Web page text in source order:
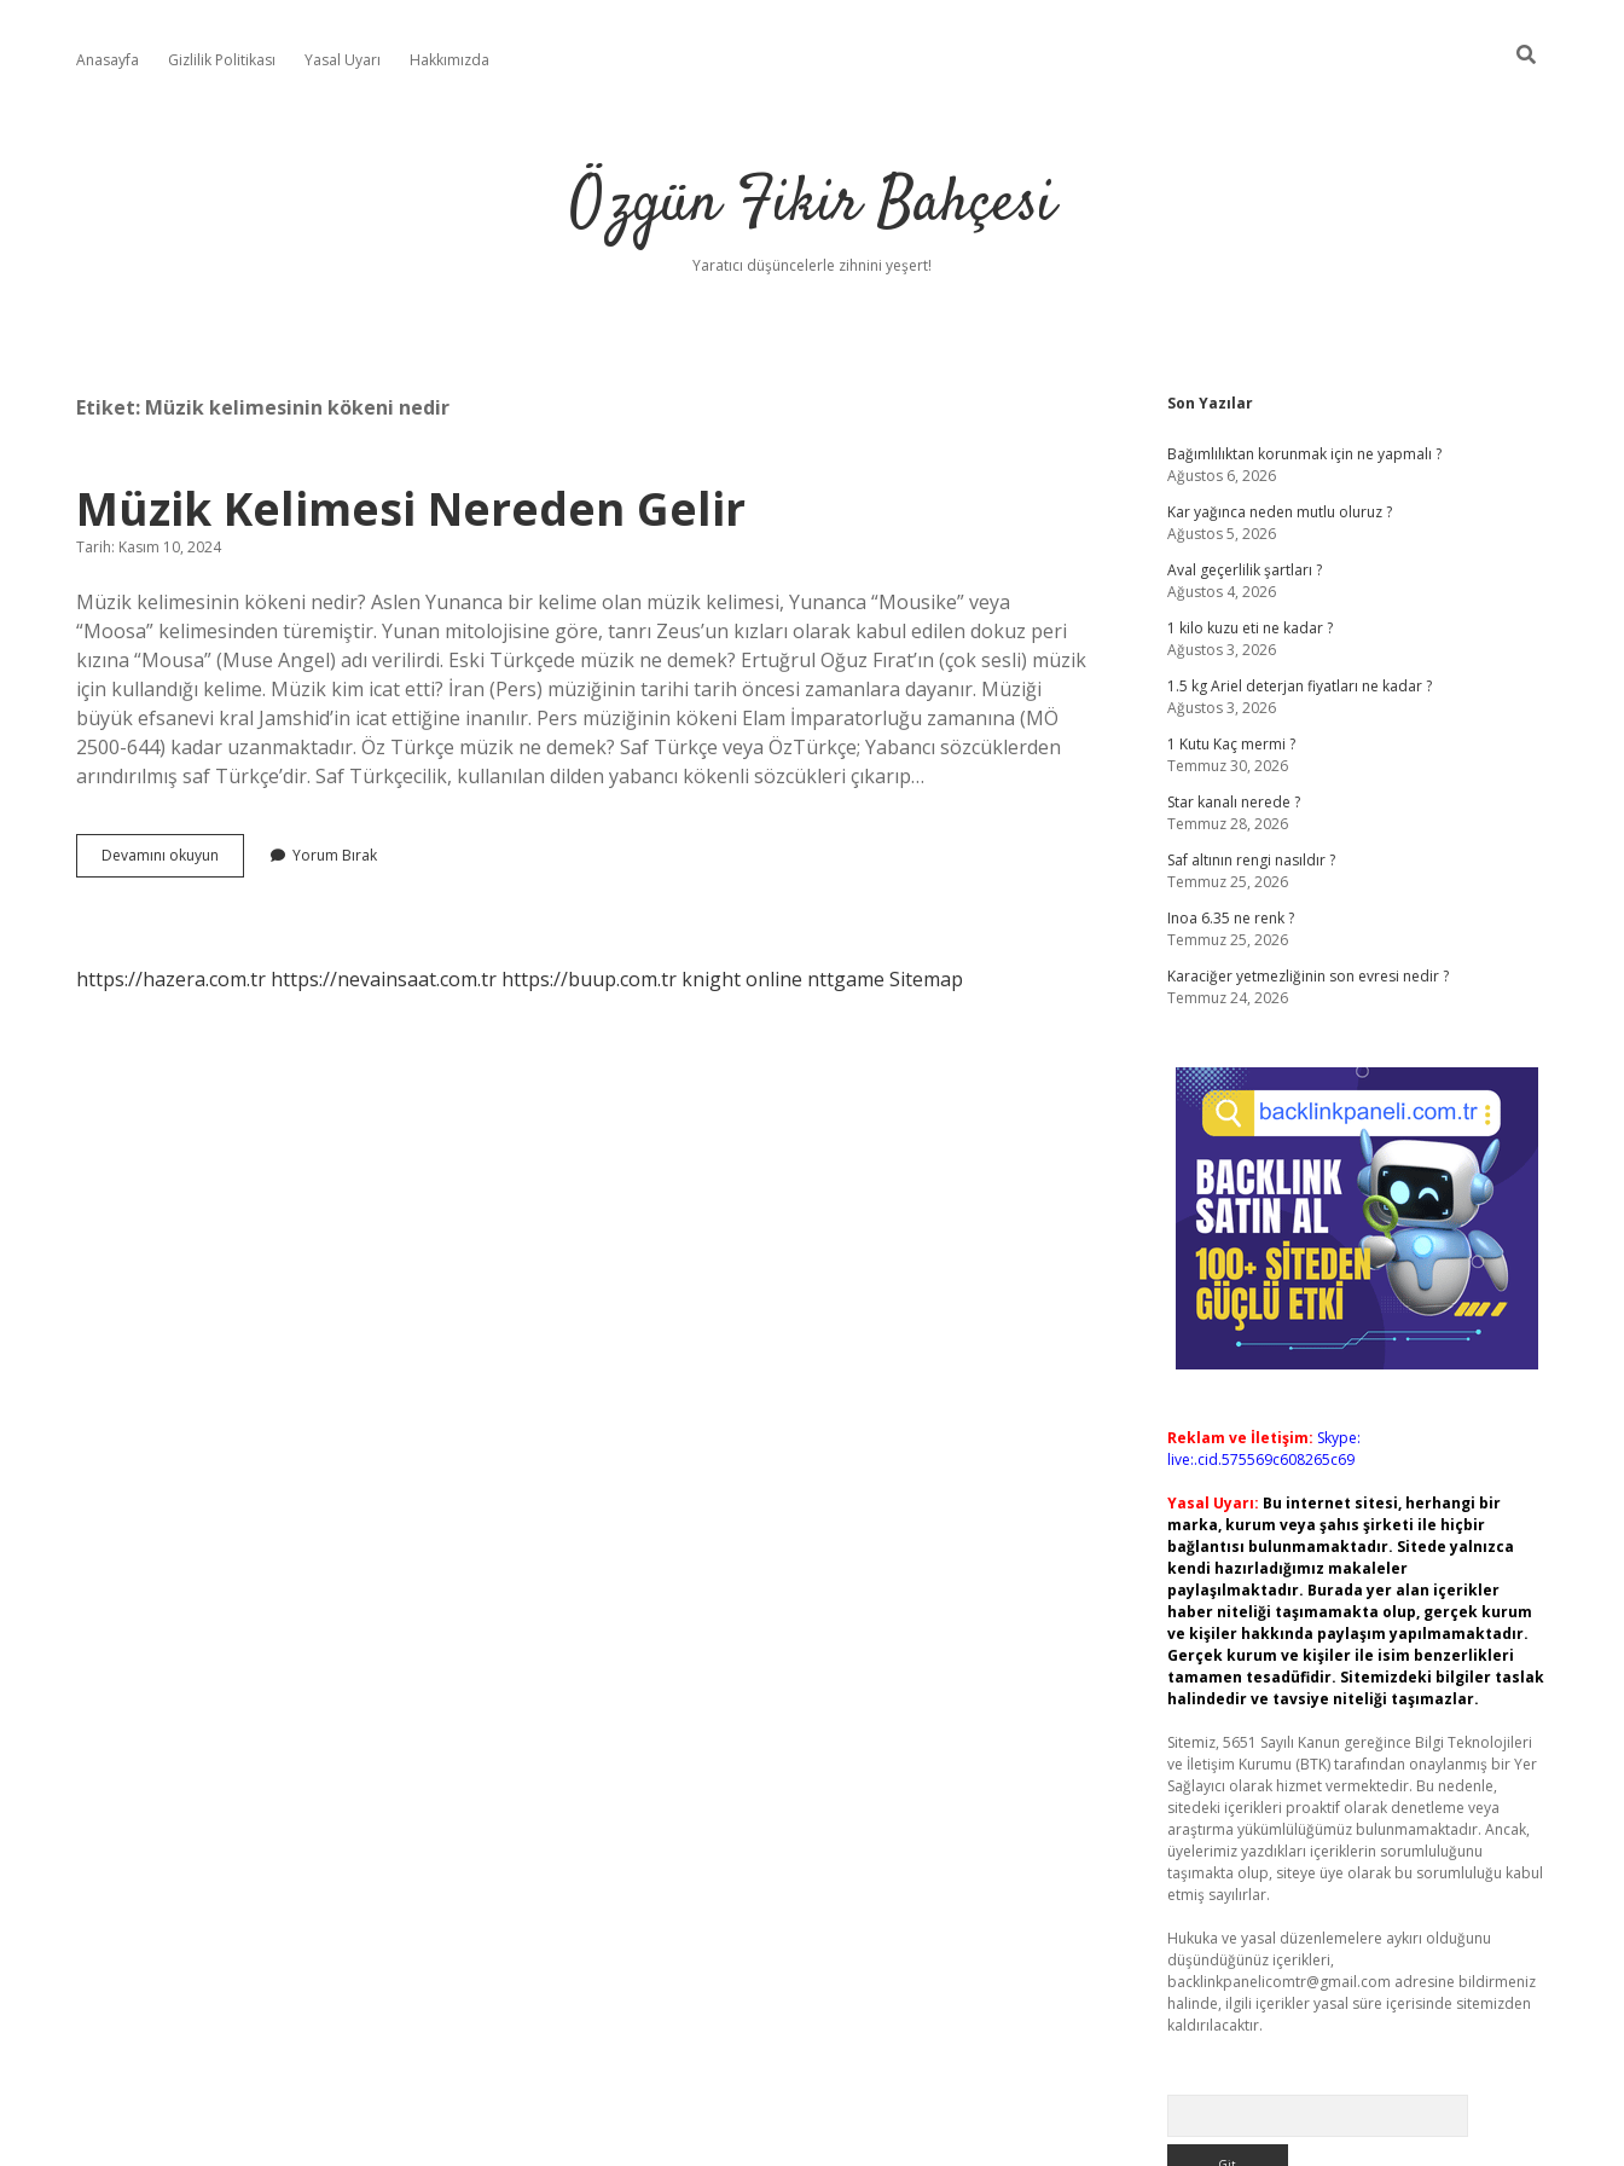
Anasayfa Gizlilik Politikası Yasal Uyarı Hakkımızda
Özgün Fikir Bahçesi
Yaratıcı düşüncelerle zihnini yeşert!
Etiket: Müzik kelimesinin kökeni nedir
Müzik Kelimesi Nereden Gelir
Tarih: Kasım 10, 2024
Müzik kelimesinin kökeni nedir? Aslen Yunanca bir kelime olan müzik kelimesi, Yunanca “Mousike” veya
“Moosa” kelimesinden türemiştir. Yunan mitolojisine göre, tanrı Zeus’un kızları olarak kabul edilen dokuz peri
kızına “Mousa” (Muse Angel) adı verilirdi. Eski Türkçede müzik ne demek? Ertuğrul Oğuz Fırat’ın (çok sesli) müzik
için kullandığı kelime. Müzik kim icat etti? İran (Pers) müziğinin tarihi tarih öncesi zamanlara dayanır. Müziği
büyük efsanevi kral Jamshid’in icat ettiğine inanılır. Pers müziğinin kökeni Elam İmparatorluğu zamanına (MÖ
2500-644) kadar uzanmaktadır. Öz Türkçe müzik ne demek? Saf Türkçe veya ÖzTürkçe; Yabancı sözcüklerden
arındırılmış saf Türkçe’dir. Saf Türkçecilik, kullanılan dilden yabancı kökenli sözcükleri çıkarıp…
Devamını okuyun
Kelimesi
Yorum Bırak
https://hazera.com.tr https://nevainsaat.com.tr https://buup.com.tr knight online nttgame Sitemap
Sidebar
Son Yazılar
Bağımlılıktan korunmak için ne yapmalı ?
Ağustos 6, 2026
Kar yağınca neden mutlu oluruz ?
Ağustos 5, 2026
Aval geçerlilik şartları ?
Ağustos 4, 2026
1 kilo kuzu eti ne kadar ?
Ağustos 3, 2026
1.5 kg Ariel deterjan fiyatları ne kadar ?
Ağustos 3, 2026
1 Kutu Kaç mermi ?
Temmuz 30, 2026
Star kanalı nerede ?
Temmuz 28, 2026
Saf altının rengi nasıldır ?
Temmuz 25, 2026
Inoa 6.35 ne renk ?
Temmuz 25, 2026
Karaciğer yetmezliğinin son evresi nedir ?
Temmuz 24, 2026
Reklam ve İletişim: Skype:
live:.cid.575569c608265c69
Yasal Uyarı: Bu internet sitesi, herhangi bir
marka, kurum veya şahıs şirketi ile hiçbir
bağlantısı bulunmamaktadır. Sitede yalnızca
kendi hazırladığımız makaleler
paylaşılmaktadır. Burada yer alan içerikler
haber niteliği taşımamakta olup, gerçek kurum
ve kişiler hakkında paylaşım yapılmamaktadır.
Gerçek kurum ve kişiler ile isim benzerlikleri
tamamen tesadüfidir. Sitemizdeki bilgiler taslak
halindedir ve tavsiye niteliği taşımazlar.
Sitemiz, 5651 Sayılı Kanun gereğince Bilgi Teknolojileri
ve İletişim Kurumu (BTK) tarafından onaylanmış bir Yer
Sağlayıcı olarak hizmet vermektedir. Bu nedenle,
sitedeki içerikleri proaktif olarak denetleme veya
araştırma yükümlülüğümüz bulunmamaktadır. Ancak,
üyelerimiz yazdıkları içeriklerin sorumluluğunu
taşımakta olup, siteye üye olarak bu sorumluluğu kabul
etmiş sayılırlar.
Hukuka ve yasal düzenlemelere aykırı olduğunu
düşündüğünüz içerikleri,
backlinkpanelicomtr@gmail.com adresine bildirmeniz
halinde, ilgili içerikler yasal süre içerisinde sitemizden
kaldırılacaktır.